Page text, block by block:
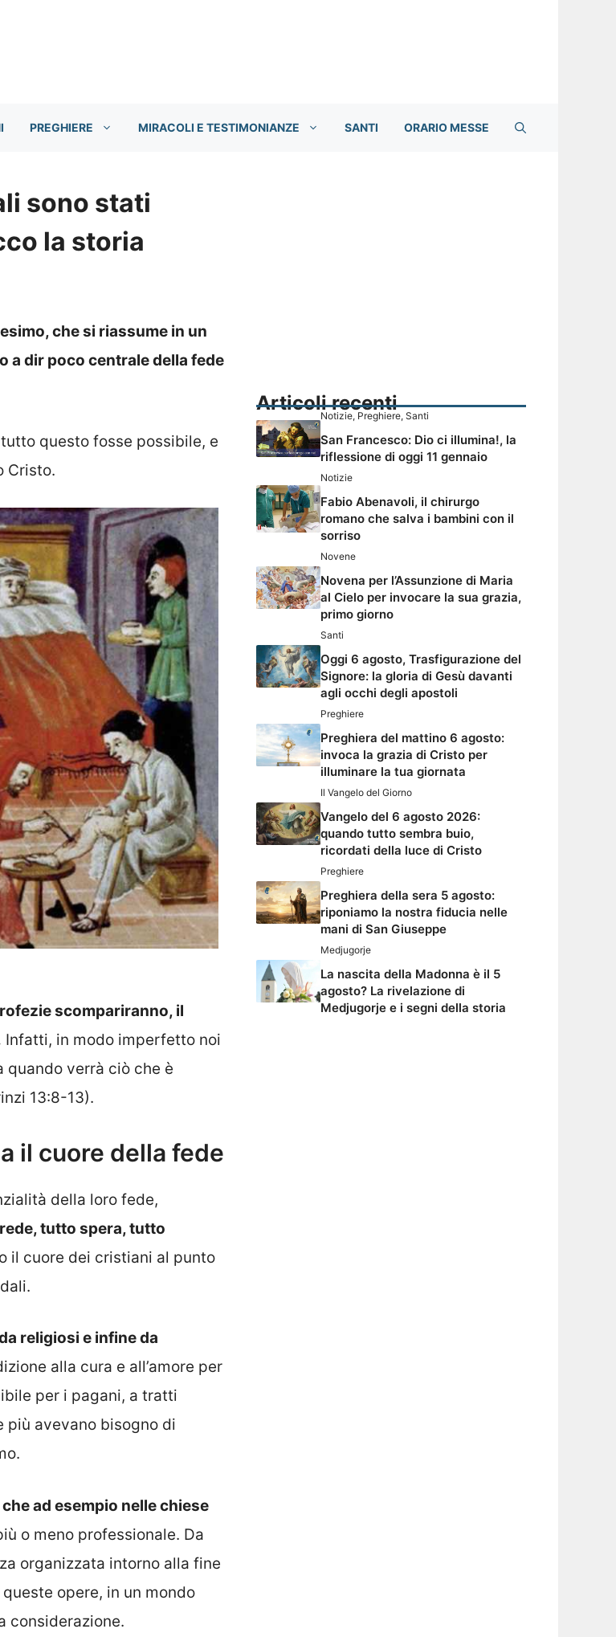
PREGHIERE MIRACOLI E TESTIMONIANZE SANTI ORARIO MESSE
sono stati
la storia
che si riassume in un
a dir poco centrale della fede
questo fosse possibile, e
Cristo.
scompariranno, il
Infatti, in modo imperfetto noi
verrà ciò che è
13:8-13).
il cuore della fede
della loro fede,
tutto spera, tutto
il cuore dei cristiani al punto
religiosi e infine da
alla cura e all’amore per
per i pagani, a tratti
più avevano bisogno di
ad esempio nelle chiese
o meno professionale. Da
organizzata intorno alla fine
opere, in un mondo
considerazione.
Articoli recenti
Notizie, Preghiere, Santi
San Francesco: Dio ci illumina!, la
riflessione di oggi 11 gennaio
Notizie
Fabio Abenavoli, il chirurgo
romano che salva i bambini con il
sorriso
Novene
Novena per l’Assunzione di Maria
al Cielo per invocare la sua grazia,
primo giorno
Santi
Oggi 6 agosto, Trasfigurazione del
Signore: la gloria di Gesù davanti
agli occhi degli apostoli
Preghiere
Preghiera del mattino 6 agosto:
invoca la grazia di Cristo per
illuminare la tua giornata
Il Vangelo del Giorno
Vangelo del 6 agosto 2026:
quando tutto sembra buio,
ricordati della luce di Cristo
Preghiere
Preghiera della sera 5 agosto:
riponiamo la nostra fiducia nelle
mani di San Giuseppe
Medjugorje
La nascita della Madonna è il 5
agosto? La rivelazione di
Medjugorje e i segni della storia